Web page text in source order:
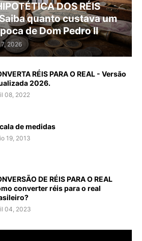
DOS RÉIS
Saiba quanto custava um
de Dom Pedro II
2026
RÉIS PARA O REAL - Versão
2026.
08, 2022
de medidas
19, 2013
DE RÉIS PARA O REAL
converter réis para o real
04, 2023